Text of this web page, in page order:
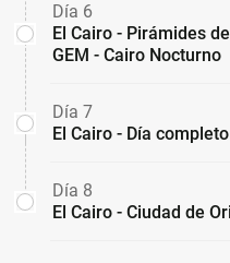
Día 6
El Cairo - Pirámides
GEM - Cairo Nocturno
Día 7
El Cairo - Día
Día 8
El Cairo - Ciudad de